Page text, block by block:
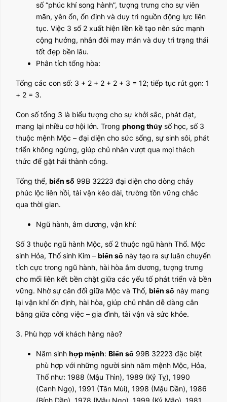
số “phúc khí song hành”, tượng trưng cho sự viên
mãn, yên ổn, ổn định và duy trì nguồn động lực liên
tục. Việc 3 số 2 xuất hiện liền kề tạo nên sức mạnh
cộng hưởng, nhân đôi may mắn và duy trì trạng thái
tốt đẹp bền lâu.
Phân tích tổng hòa:
Tổng các con số: 3 + 2 + 2 + 2 + 3 = 12; tiếp tục rút gọn: 1
+ 2 = 3.
Con số tổng 3 là biểu tượng cho sự khởi sắc, phát đạt,
mang lại nhiều cơ hội lớn. Trong phong thủy số học, số 3
thuộc mệnh Mộc – đại diện cho sức sống, sự sinh sôi, phát
triển không ngừng, giúp chủ nhân vượt qua mọi thách
thức để gặt hái thành công.
Tổng thể, biển số 99B 32223 đại diện cho dòng chảy
phúc lộc liên hồi, tài vận kéo dài, trường tồn vững chắc
qua thời gian.
Ngũ hành, âm dương, vận khí:
Số 3 thuộc ngũ hành Mộc, số 2 thuộc ngũ hành Thổ. Mộc
sinh Hỏa, Thổ sinh Kim – biển số này tạo ra sự luân chuyển
tích cực trong ngũ hành, hài hòa âm dương, tượng trưng
cho mối liên kết bền chặt giữa các yếu tố phát triển và bền
vững. Nhờ sự cân đối giữa Mộc và Thổ, biển số này mang
lại vận khí ổn định, hài hòa, giúp chủ nhân dễ dàng cân
bằng giữa công việc – gia đình, tài vận và sức khỏe.
3. Phù hợp với khách hàng nào?
Năm sinh hợp mệnh: Biển số 99B 32223 đặc biệt
phù hợp với những người sinh năm mệnh Mộc, Hỏa,
Thổ như: 1988 (Mậu Thìn), 1989 (Kỷ Tỵ), 1990
(Canh Ngọ), 1991 (Tân Mùi), 1998 (Mậu Dần), 1986
(Bính Dần), 1978 (Mậu Ngọ), 1999 (Kỷ Mão), 1981